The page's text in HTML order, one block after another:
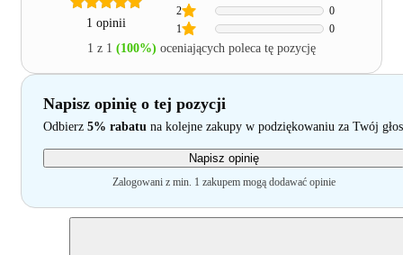
1 opinii 1 0
2 0
1 z 1 (100%) oceniających poleca tę pozycję
Napisz opinię o tej pozycji
Odbierz 5% rabatu na kolejne zakupy w podziękowaniu za Twój głos
Napisz opinię
Zalogowani z min. 1 zakupem mogą dodawać opinie